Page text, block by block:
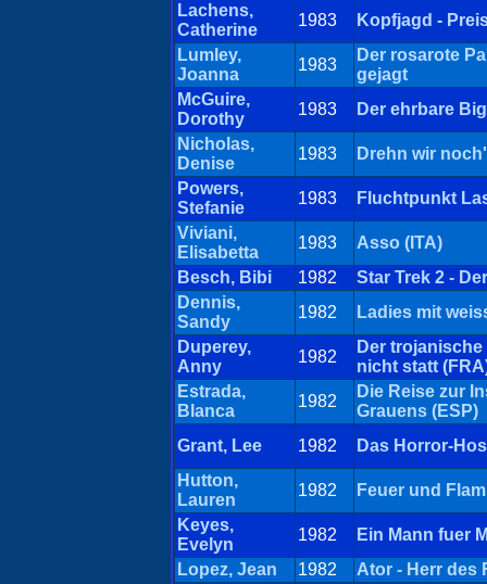
Lachens,
Catherine
1983
Kopfjagd -
Lumley,
Joanna
1983
Der rosarote
gejagt
McGuire,
Dorothy
1983
Der ehrbare
Nicholas,
Denise
1983
Drehn wir
Powers,
Stefanie
1983
Fluchtpunkt
Viviani,
Elisabetta
1983
Asso (ITA)
Besch, Bibi
1982
Star Trek 2 -
Dennis,
Sandy
1982
Ladies mit
Duperey,
Anny
1982
Der
nicht statt
Estrada,
Blanca
1982
Die Reise zur
Grauens (ESP)
Grant, Lee
1982
Das Horror-
Hutton,
Lauren
1982
Feuer und
Keyes,
Evelyn
1982
Ein Mann fuer
Lopez, Jean
1982
Ator - Herr des